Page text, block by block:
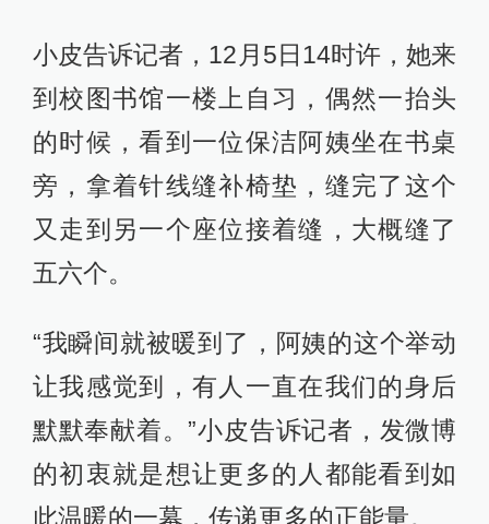
小皮告诉记者，12月5日14时许，她来
到校图书馆一楼上自习，偶然一抬头
的时候，看到一位保洁阿姨坐在书桌
旁，拿着针线缝补椅垫，缝完了这个
又走到另一个座位接着缝，大概缝了
五六个。
“我瞬间就被暖到了，阿姨的这个举动
让我感觉到，有人一直在我们的身后
默默奉献着。”小皮告诉记者，发微博
的初衷就是想让更多的人都能看到如
此温暖的一幕，传递更多的正能量。